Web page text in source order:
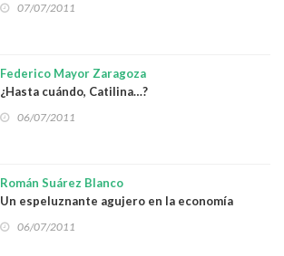
07/07/2011
Federico Mayor Zaragoza
¿Hasta cuándo, Catilina…?
06/07/2011
Román Suárez Blanco
Un espeluznante agujero en la economía
nacional
06/07/2011